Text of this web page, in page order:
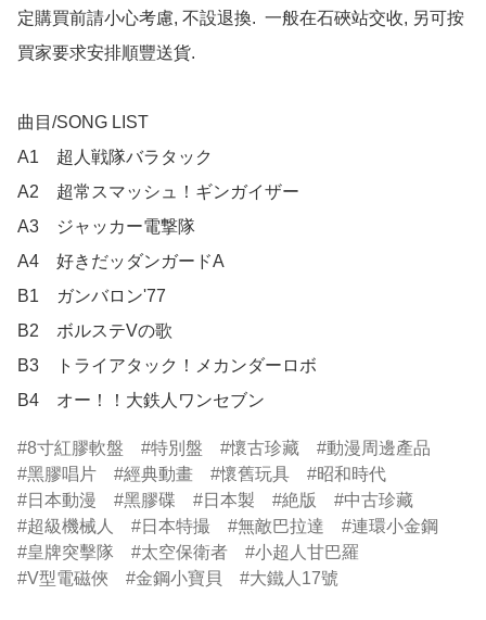
定購買前請小心考慮, 不設退換.  一般在石硤站交收, 另可按
買家要求安排順豐送貨.
曲目/SONG LIST
A1　超人戦隊バラタック
A2　超常スマッシュ！ギンガイザー
A3　ジャッカー電撃隊
A4　好きだッダンガードA
B1　ガンバロン'77
B2　ボルステVの歌
B3　トライアタック！メカンダーロボ
B4　オー！！大鉄人ワンセブン
8寸紅膠軟盤 特別盤 懷古珍藏
動漫周邊產品
黑膠唱片
經典動畫 懷舊玩具
昭和時代
日本動漫
黑膠碟 日本製 絶版
中古珍藏
超級機械人
日本特撮 無敵巴拉達
連環小金鋼
皇牌突擊隊
太空保衛者
小超人甘巴羅
V型電磁俠
金鋼小寶貝 大鐵人17號